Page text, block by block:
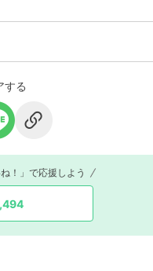
する
！」で応援しよう